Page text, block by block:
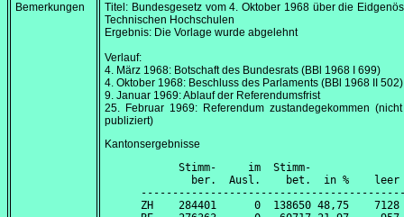
Bemerkungen Titel: Bundesgesetz vom4. Oktober 1968über die
Technischen Hochschulen
Ergebnis: Die Vorlage wurde abgelehnt
Verlauf:
4. März 1968: Botschaft des Bundesrats (BBl 1968 I 699)
4. Oktober 1968: Beschluss des Parlaments (BBl 1968 II 502)
9. Januar 1969: Ablauf der Referendumsfrist
25. Februar 1969: Referendum zustandegekommen
publiziert)
Kantonsergebnisse
Stimm-     im  Stimm-
ber.  Ausl.    bet.  in %
ZH    284401      0  138650 48,75